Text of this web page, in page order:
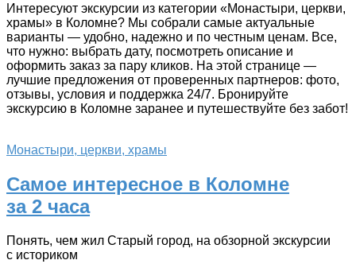
Интересуют экскурсии из категории «Монастыри, церкви,
храмы» в Коломне? Мы собрали самые актуальные
варианты — удобно, надежно и по честным ценам. Все,
что нужно: выбрать дату, посмотреть описание и
оформить заказ за пару кликов. На этой странице —
лучшие предложения от проверенных партнеров: фото,
отзывы, условия и поддержка 24/7. Бронируйте
экскурсию в Коломне заранее и путешествуйте без забот!
Монастыри, церкви, храмы
Самое интересное в Коломне
за 2 часа
Понять, чем жил Старый город, на обзорной экскурсии
с историком